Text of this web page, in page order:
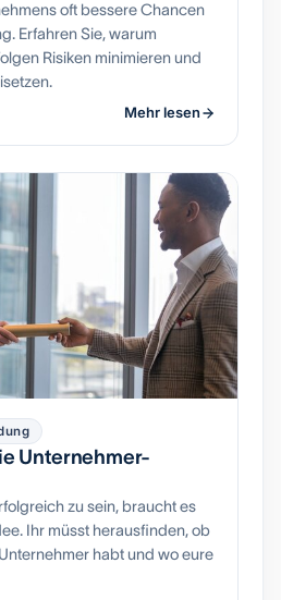
oft bessere Chancen
Erfahren Sie, warum
Risiken minimieren und
Mehr lesen
Unternehmer-
zu sein, braucht es
Ihr müsst herausfinden, ob
habt und wo eure